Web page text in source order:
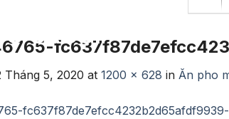
Tháng 5, 2020 at 1200 × 628 in Ăn pho